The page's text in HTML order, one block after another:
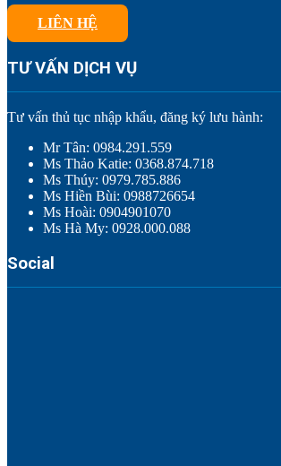
LIÊN HỆ
TƯ VẤN DỊCH VỤ
Tư vấn thủ tục nhập khẩu, đăng ký lưu hành:
Mr Tân: 0984.291.559
Ms Thảo Katie: 0368.874.718
Ms Thúy: 0979.785.886
Ms Hiền Bùi: 0988726654
Ms Hoài: 0904901070
Ms Hà My: 0928.000.088
Social